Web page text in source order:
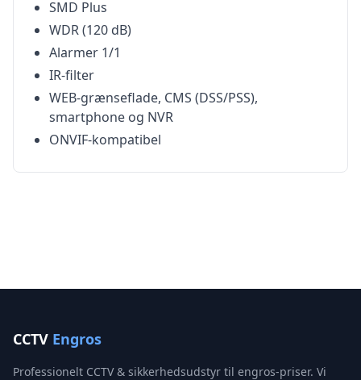
SMD Plus
WDR (120 dB)
Alarmer 1/1
IR-filter
WEB-grænseflade, CMS (DSS/PSS),
smartphone og NVR
ONVIF-kompatibel
CCTV Engros
Professionelt CCTV & sikkerhedsudstyr til engros-priser. Vi